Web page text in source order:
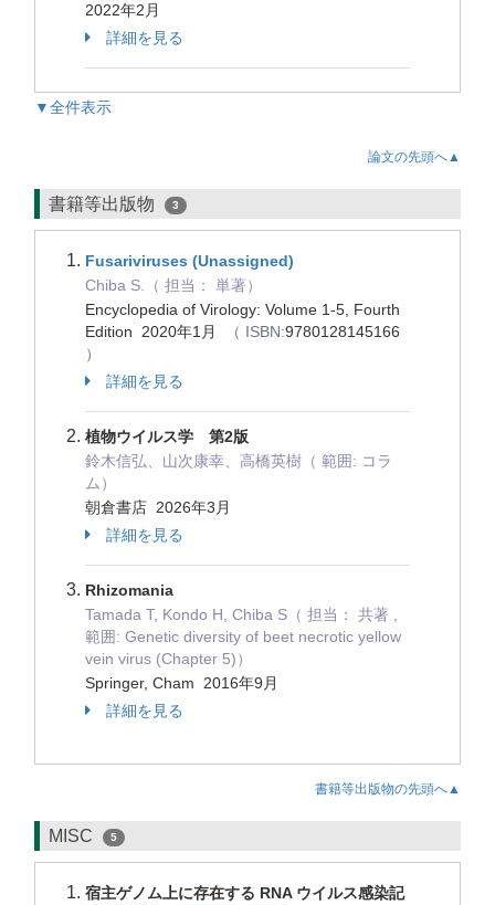
2022年2月
詳細を見る
▼全件表示
論文の先頭へ▲
書籍等出版物 3
Fusariviruses (Unassigned)
Chiba S.（ 担当： 単著）
Encyclopedia of Virology: Volume 1-5, Fourth
Edition 2020年1月
（ ISBN:9780128145166
）
詳細を見る
植物ウイルス学 第2版
鈴木信弘、山次康幸、高橋英樹（ 範囲: コラ
ム）
朝倉書店 2026年3月
詳細を見る
Rhizomania
Tamada T, Kondo H, Chiba S（ 担当： 共著 ,
範囲: Genetic diversity of beet necrotic yellow
vein virus (Chapter 5)）
Springer, Cham 2016年9月
詳細を見る
書籍等出版物の先頭へ▲
MISC 5
宿主ゲノム上に存在する RNA ウイルス感染記